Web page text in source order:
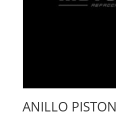
ANILLO PISTON